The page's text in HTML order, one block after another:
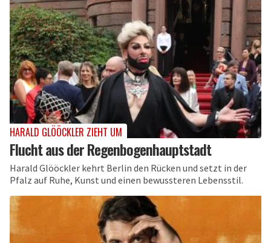
HARALD GLÖÖCKLER ZIEHT UM
Flucht aus der Regenbogenhauptstadt
Harald Glööckler kehrt Berlin den Rücken und setzt in der
Pfalz auf Ruhe, Kunst und einen bewussteren Lebensstil.